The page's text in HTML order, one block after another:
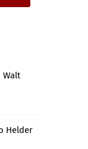
Walt
Helder